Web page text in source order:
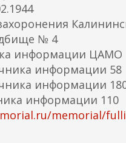
№ 4
информации ЦАМО
информации 58
информации
информации 110
memorial/